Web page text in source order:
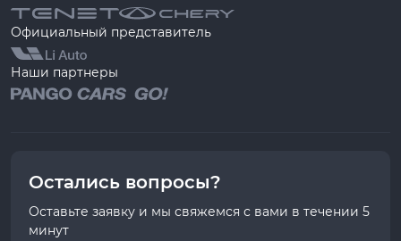
Официальный представитель
Наши партнеры
Остались вопросы?
Оставьте заявку и мы свяжемся с вами в течении 5
минут